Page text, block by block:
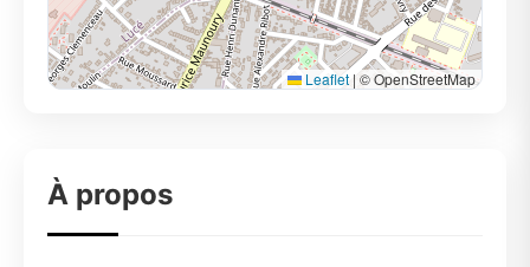
Leaflet | © OpenStreetMap
À propos